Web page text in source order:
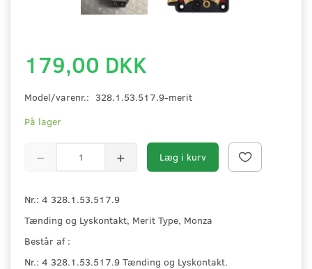
179,00 DKK
Model/varenr.: 328.1.53.517.9-merit
På lager
Læg i kurv
Nr.: 4 328.1.53.517.9
Tænding og Lyskontakt, Merit Type, Monza
Består af :
Nr.: 4 328.1.53.517.9 Tænding og Lyskontakt.